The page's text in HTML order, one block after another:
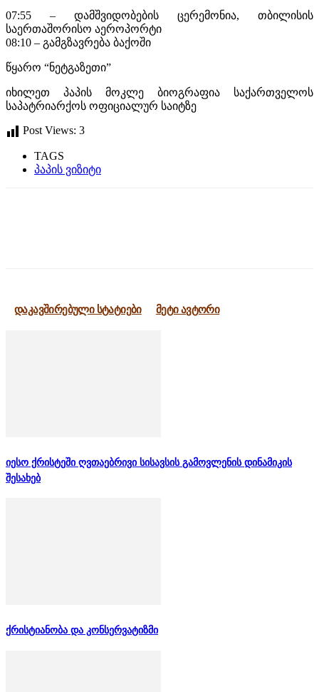
07:55 – დამშვიდობების ცერემონია, თბილისის
საერთაშორისო აეროპორტი
08:10 – გამგზავრება ბაქოში
წყარო “ნეტგაზეთი”
იხილეთ პაპის მოკლე ბიოგრაფია საქართველოს
საპატრიარქოს ოფიციალურ საიტზე
Post Views: 3
TAGS
პაპის ვიზიტი
დაკავშირებული სტატიები მეტი ავტორი
იესო ქრისტეში ღვთაებრივი სისავსის გამოვლენის დინამიკის
შესახებ
ქრისტიანობა და კონსერვატიზმი